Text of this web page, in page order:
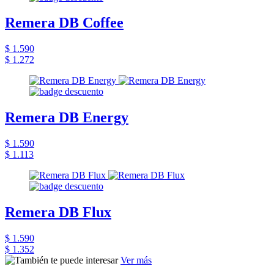
Remera DB Coffee
$ 1.590
$ 1.272
Remera DB Energy
$ 1.590
$ 1.113
Remera DB Flux
$ 1.590
$ 1.352
Ver más